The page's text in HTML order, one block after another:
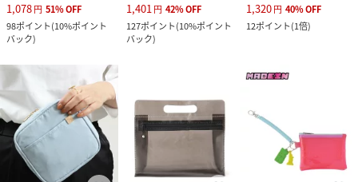
1,078円 51%OFF
98ポイント(10%ポイント
バック)
1,401円 42%OFF
127ポイント(10%ポイント
バック)
1,320円 40%OFF
12ポイント(1倍)